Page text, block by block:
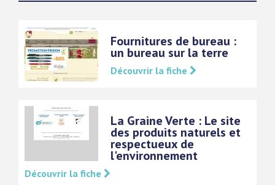
Fournitures de bureau :
un bureau sur la terre
Découvrir la fiche
La Graine Verte : Le site
des produits naturels et
respectueux de
l'environnement
Découvrir la fiche